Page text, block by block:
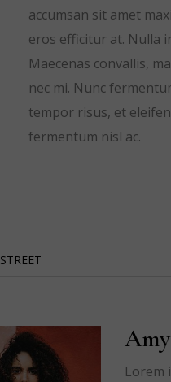
accumsan sit amet
eros efficitur at. Nulla
Maecenas convallis,
nec mi. Nunc
tempor risus, et
fermentum nisl ac.
STREET
Lorem